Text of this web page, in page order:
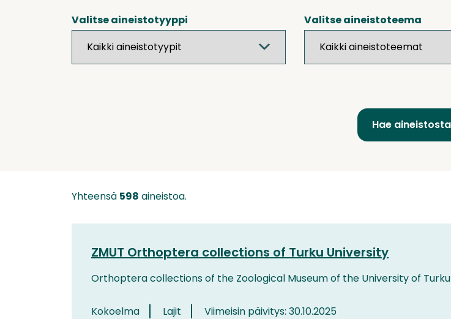
Valitse aineistotyyppi Valitse aineistoteema
Yhteensä 598 aineistoa.
ZMUT Orthoptera collections of Turku University
Orthoptera collections of the Zoological Museum of the University of Turku
Kokoelma Lajit Viimeisin päivitys: 30.10.2025